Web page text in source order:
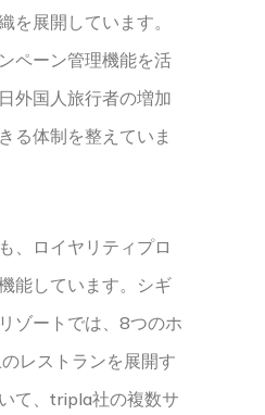
を展開しています。
ペーン管理機能を活
外国人旅行者の増加
る体制を整えていま
、ロイヤリティプロ
能しています。シギ
ゾートでは、8つのホ
レストランを展開す
て、tripla社の複数サ